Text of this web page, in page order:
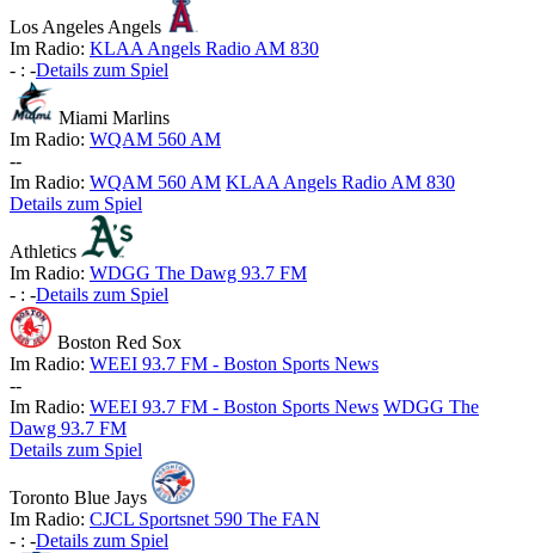
Los Angeles Angels
Im Radio: KLAA Angels Radio AM 830
- : -Details zum Spiel
Miami Marlins
Im Radio: WQAM 560 AM
--
Im Radio: WQAM 560 AM KLAA Angels Radio AM 830
Details zum Spiel
Athletics
Im Radio: WDGG The Dawg 93.7 FM
- : -Details zum Spiel
Boston Red Sox
Im Radio: WEEI 93.7 FM - Boston Sports News
--
Im Radio: WEEI 93.7 FM - Boston Sports News WDGG The
Dawg 93.7 FM
Details zum Spiel
Toronto Blue Jays
Im Radio: CJCL Sportsnet 590 The FAN
- : -Details zum Spiel